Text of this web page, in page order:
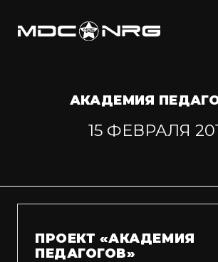
АКАДЕМИЯ
15 ФЕВРАЛЯ
ПРОЕКТ «АКАДЕМИЯ
ПЕДАГОГОВ»